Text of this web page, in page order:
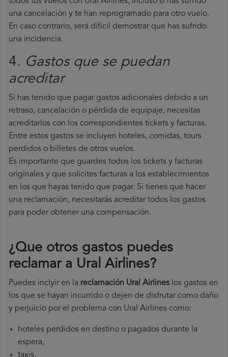
una cancelación y te han reprogramado para otro vuelo.
En caso contrario, será difícil demostrar que has sufrido
una incidencia.
4. Gastos que se puedan
acreditar
Si has tenido que pagar gastos adicionales debido a un
retraso, cancelación o pérdida de equipaje, necesitas
acreditarlos con los correspondientes tickets y facturas.
Entre estos gastos se incluyen hoteles, comidas, tours
perdidos o billetes de otros vuelos.
Es importante que guardes todos los tickets y facturas
originales y que solicites facturas a los establecimientos
en los que hayas tenido que pagar. Si tienes que hacer
una reclamación, necesitarás acreditar todos los gastos
para poder obtener una compensación.
¿Que otros gastos puedes
reclamar a Ural Airlines​?
Puedes inclyir en la reclamación Ural Airlines los gastos en
los que se hayan incurrido o dejen de disfrutar como daño
y perjuicio por el problema con Ural Airlines como:
hoteles perdidos en destino o pagados durante la
espera,
taxis,